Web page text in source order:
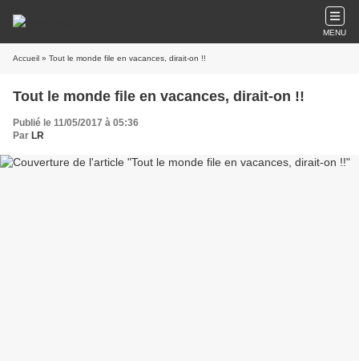
MENU
Accueil » Tout le monde file en vacances, dirait-on !!
Tout le monde file en vacances, dirait-on !!
Publié le 11/05/2017 à 05:36
Par LR